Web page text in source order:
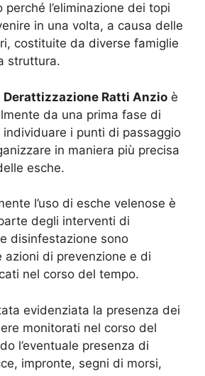
l’eliminazione dei topi
in una volta, a causa delle
costituite da diverse famiglie
struttura.
Derattizzazione Ratti Anzio è
da una prima fase di
individuare i punti di passaggio
in maniera più precisa
esche.
l’uso di esche velenose è
degli interventi di
disinfestazione sono
azioni di prevenzione e di
nel corso del tempo.
evidenziata la presenza dei
monitorati nel corso del
l’eventuale presenza di
impronte, segni di morsi,